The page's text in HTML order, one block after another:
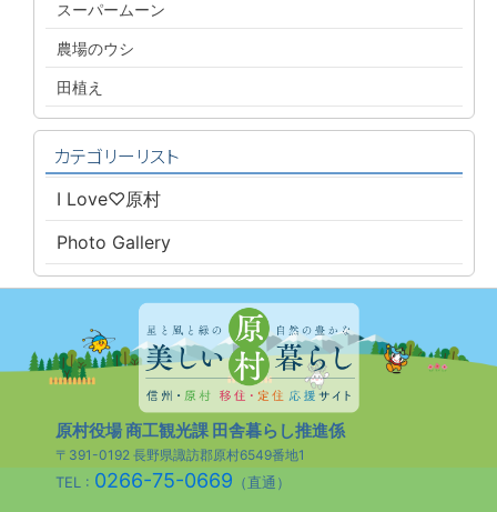
スーパームーン
農場のウシ
田植え
カテゴリーリスト
I Love♡原村
Photo Gallery
原村役場 商工観光課 田舎暮らし推進係
〒391-0192 長野県諏訪郡原村6549番地1
TEL : 0266-75-0669 （直通）